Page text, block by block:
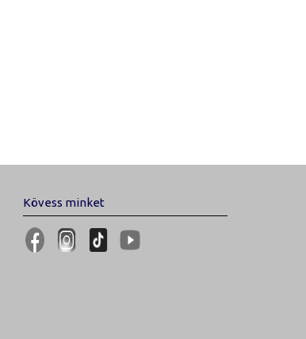
Kövess minket